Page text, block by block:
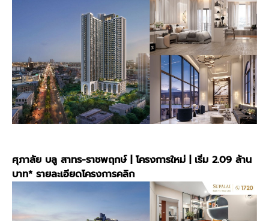
ศุภาลัย บลู สาทร-ราชพฤกษ์ | โครงการใหม่ | เริ่ม 2.09 ล้าน
บาท* รายละเอียดโครงการคลิก